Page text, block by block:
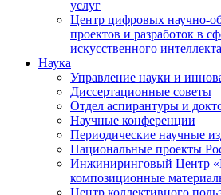
услуг
Центр цифровых научно-
проектов и разработок в
искусственного интеллекта
Наука
Управление науки и
Диссертационные советы
Отдел аспирантуры и
Научные конференции
Периодические научные
Национальные проекты
Инжиниринговый Центр
композиционные
Центр коллективного